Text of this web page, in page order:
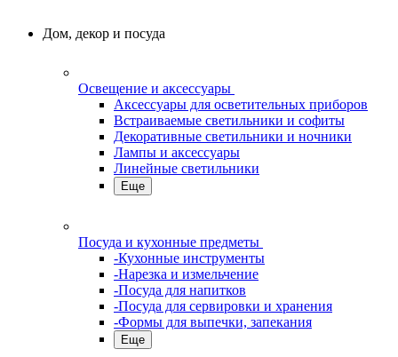
Дом, декор и посуда
Освещение и аксессуары
Аксессуары для осветительных приборов
Встраиваемые светильники и софиты
Декоративные светильники и ночники
Лампы и аксессуары
Линейные светильники
Еще
Посуда и кухонные предметы
-Кухонные инструменты
-Нарезка и измельчение
-Посуда для напитков
-Посуда для сервировки и хранения
-Формы для выпечки, запекания
Еще